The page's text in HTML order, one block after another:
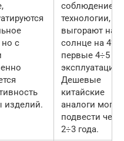
но с
изделий.
соблюдением
технологии,
выгорают на
солнце на 4%
первые 4÷5
эксплуатации.
Дешевые
китайские
аналоги могут
подвести
2÷3 года.